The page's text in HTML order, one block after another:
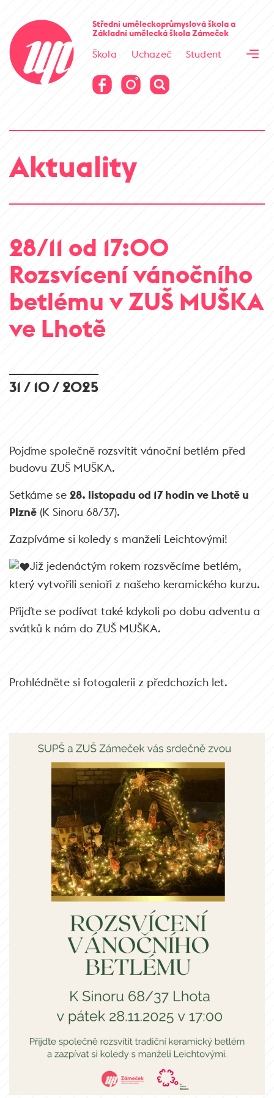
Střední uměleckoprůmyslová školaa
Základní umělecká školaZámeček
Škola Uchazeč
Student
Virtuální prohlídka
Virtuální prohlídka
Aktuality
28/11 od 17:00
Rozsvícení vánočního
betlému v ZUŠ MUŠKA
ve Lhotě
31 / 10 / 2025
Pojďme společně rozsvítit vánoční betlém před
budovu ZUŠ MUŠKA.
Setkáme se 28. listopadu od 17 hodin ve Lhotě u
Plzně (K Sinoru 68/37).
Zazpíváme si koledy s manželi Leichtovými!
Již jedenáctým rokem rozsvěcíme betlém,
který vytvořili senioři z našeho keramického kurzu.
Přijďte se podívat také kdykoli po dobu adventu a
svátků k nám do ZUŠ MUŠKA.
Prohlédněte si fotogalerii z předchozích let.